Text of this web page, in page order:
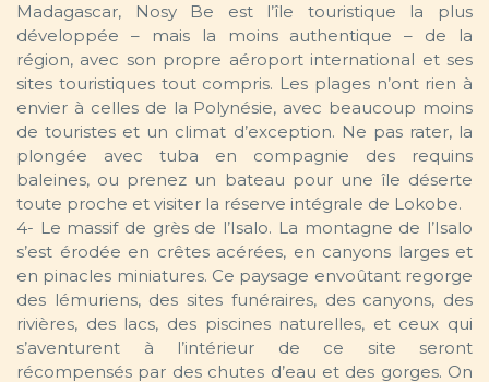
Madagascar, Nosy Be est l’île touristique la plus
développée – mais la moins authentique – de la
région, avec son propre aéroport international et ses
sites touristiques tout compris. Les plages n’ont rien à
envier à celles de la Polynésie, avec beaucoup moins
de touristes et un climat d’exception. Ne pas rater, la
plongée avec tuba en compagnie des requins
baleines, ou prenez un bateau pour une île déserte
toute proche et visiter la réserve intégrale de Lokobe.
4- Le massif de grès de l’Isalo. La montagne de l’Isalo
s’est érodée en crêtes acérées, en canyons larges et
en pinacles miniatures. Ce paysage envoûtant regorge
des lémuriens, des sites funéraires, des canyons, des
rivières, des lacs, des piscines naturelles, et ceux qui
s’aventurent à l’intérieur de ce site seront
récompensés par des chutes d’eau et des gorges. On